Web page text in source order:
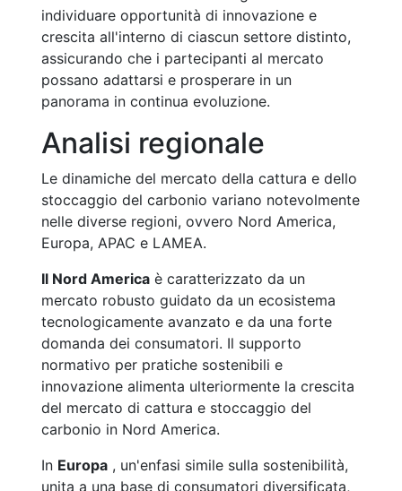
individuare opportunità di innovazione e
crescita all'interno di ciascun settore distinto,
assicurando che i partecipanti al mercato
possano adattarsi e prosperare in un
panorama in continua evoluzione.
Analisi regionale
Le dinamiche del mercato della cattura e dello
stoccaggio del carbonio variano notevolmente
nelle diverse regioni, ovvero Nord America,
Europa, APAC e LAMEA.
Il Nord America è caratterizzato da un
mercato robusto guidato da un ecosistema
tecnologicamente avanzato e da una forte
domanda dei consumatori. Il supporto
normativo per pratiche sostenibili e
innovazione alimenta ulteriormente la crescita
del mercato di cattura e stoccaggio del
carbonio in Nord America.
In Europa , un'enfasi simile sulla sostenibilità,
unita a una base di consumatori diversificata,